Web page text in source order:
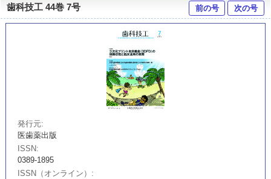
歯科技工 44巻 7号 前の号 次の号
発行元
医歯薬出版
ISSN
0389-1895
ISSN（オンライン）